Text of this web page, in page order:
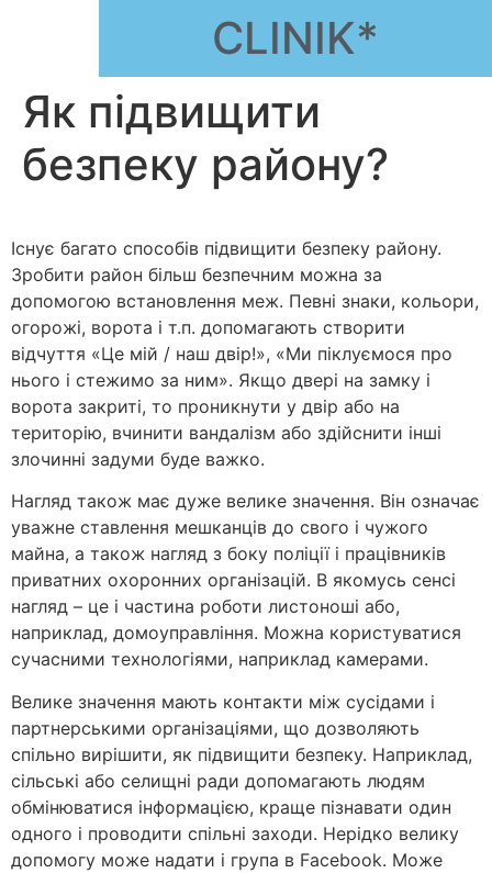
CLINIK*
Як підвищити
безпеку району?
Існує багато способів підвищити безпеку району.
Зробити район більш безпечним можна за
допомогою встановлення меж. Певні знаки, кольори,
огорожі, ворота і т.п. допомагають створити
відчуття «Це мій / наш двір!», «Ми піклуємося про
нього і стежимо за ним». Якщо двері на замку і
ворота закриті, то проникнути у двір або на
територію, вчинити вандалізм або здійснити інші
злочинні задуми буде важко.
Нагляд також має дуже велике значення. Він означає
уважне ставлення мешканців до свого і чужого
майна, а також нагляд з боку поліції і працівників
приватних охоронних організацій. В якомусь сенсі
нагляд – це і частина роботи листоноші або,
наприклад, домоуправління. Можна користуватися
сучасними технологіями, наприклад камерами.
Велике значення мають контакти між сусідами і
партнерськими організаціями, що дозволяють
спільно вирішити, як підвищити безпеку. Наприклад,
сільські або селищні ради допомагають людям
обмінюватися інформацією, краще пізнавати один
одного і проводити спільні заходи. Нерідко велику
допомогу може надати і група в Facebook. Може